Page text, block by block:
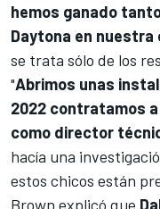
hemos ganado
Daytona en nuestra
se trata sólo de los
"Abrimos unas
2022 contratamos
como director
hacía una
estos chicos están
Brown explicó que